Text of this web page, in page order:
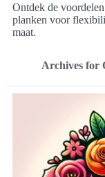
Ontdek de
planken voor
maat.
Archives for